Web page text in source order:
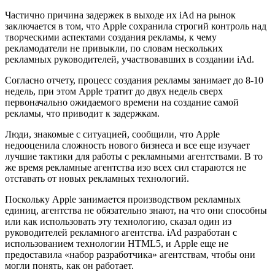
Частично причина задержек в выходе их iAd на рынок
заключается в том, что Apple сохранила строгий контроль над
творческими аспектами создания рекламы, к чему
рекламодатели не привыкли, по словам нескольких
рекламных руководителей, участвовавших в создании iAd.
Согласно отчету, процесс создания рекламы занимает до 8-10
недель, при этом Apple тратит до двух недель сверх
первоначально ожидаемого времени на создание самой
рекламы, что приводит к задержкам.
Люди, знакомые с ситуацией, сообщили, что Apple
недооценила сложность нового бизнеса и все еще изучает
лучшие тактики для работы с рекламными агентствами. В то
же время рекламные агентства изо всех сил стараются не
отставать от новых рекламных технологий.
Поскольку Apple занимается производством рекламных
единиц, агентства не обязательно знают, на что они способны
или как использовать эту технологию, сказал один из
руководителей рекламного агентства. iAd разработан с
использованием технологии HTML5, и Apple еще не
предоставила «набор разработчика» агентствам, чтобы они
могли понять, как он работает.